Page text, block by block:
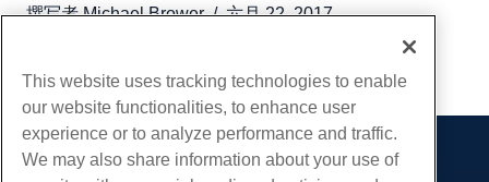
撰写者 Michael Brower/六月 22, 2017
产品展示
This website uses tracking technologies to enable
our website functionalities, to enhance user
experience or to analyze performance and traffic.
We may also share information about your use of